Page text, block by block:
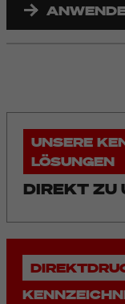
UNSERE
LÖSUNGEN
DIREKT ZU